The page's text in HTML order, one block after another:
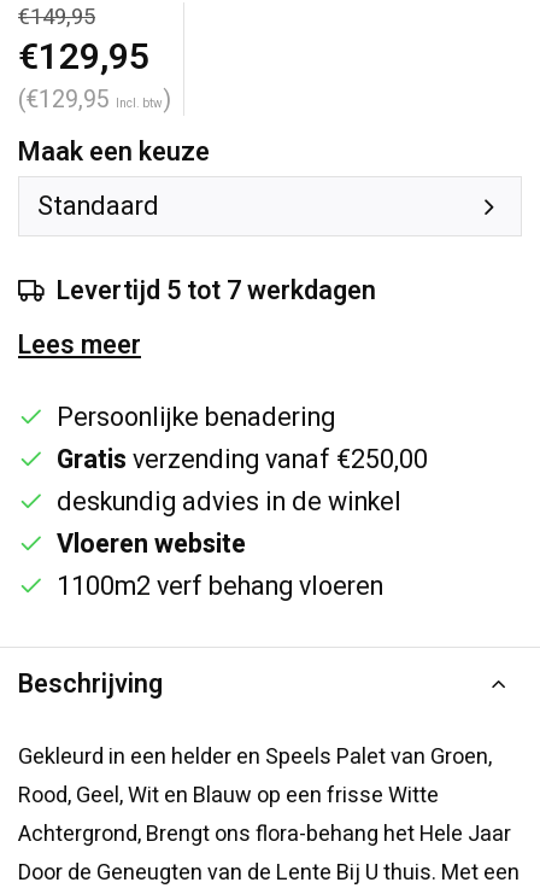
€149,95
€129,95
(€129,95 Incl. btw)
Maak een keuze
Standaard
Levertijd 5 tot 7 werkdagen
Lees meer
Persoonlijke benadering
Gratisverzending vanaf €250,00
deskundig advies in de winkel
Vloeren website
1100m2 verf behang vloeren
Beschrijving
Gekleurd in een helder en Speels Palet van Groen,
Rood, Geel, Wit en Blauw op een frisse Witte
Achtergrond, Brengt ons flora-behang het Hele Jaar
Door de Geneugten van de Lente Bij U thuis. Met een